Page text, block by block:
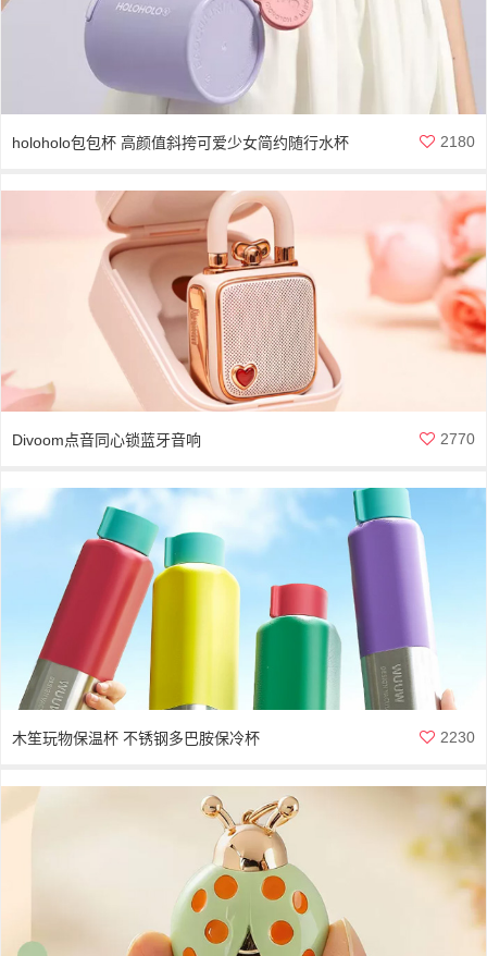
holoholo包包杯 高颜值斜挎可爱少女简约随行水杯 2180
Divoom点音同心锁蓝牙音响 2770
木笙玩物保温杯 不锈钢多巴胺保冷杯 2230